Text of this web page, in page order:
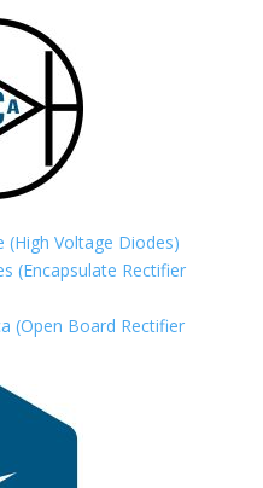
(High Voltage Diodes)
(Encapsulate Rectifier
(Open Board Rectifier